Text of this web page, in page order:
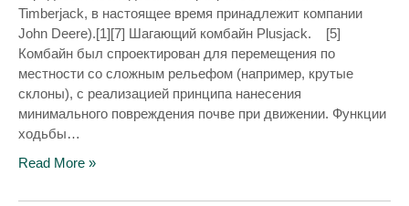
Timberjack, в настоящее время принадлежит компании
John Deere).[1][7] Шагающий комбайн Plusjack. [5]
Комбайн был спроектирован для перемещения по
местности со сложным рельефом (например, крутые
склоны), с реализацией принципа нанесения
минимального повреждения почве при движении. Функции
ходьбы…
Read More »